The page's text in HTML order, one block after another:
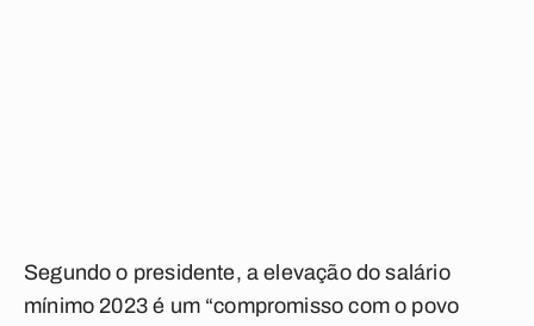
Segundo o presidente, a elevação do salário
mínimo 2023 é um “compromisso com o povo